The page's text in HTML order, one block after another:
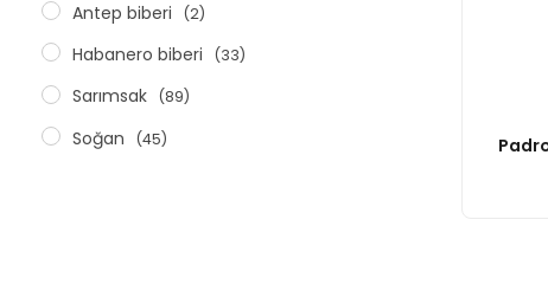
Antep biberi (2)
Habanero biberi (33)
Sarımsak (89)
Soğan (45)